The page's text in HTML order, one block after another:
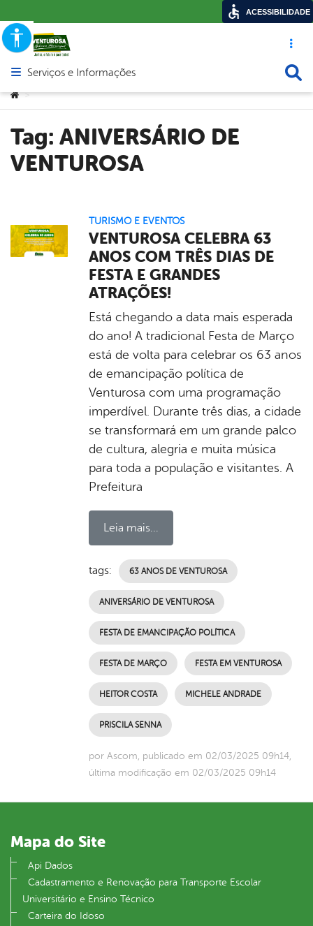
Acesso
Abrir menu principal de navegação
Serviços e Informações
Você está aqui:
>
Tag: ANIVERSÁRIO DE
VENTUROSA
TURISMO E EVENTOS
VENTUROSA CELEBRA 63
ANOS COM TRÊS DIAS DE
FESTA E GRANDES
ATRAÇÕES!
Está chegando a data mais esperada
do ano! A tradicional Festa de Março
está de volta para celebrar os 63 anos
de emancipação política de
Venturosa com uma programação
imperdível. Durante três dias, a cidade
se transformará em um grande palco
de cultura, alegria e muita música
para toda a população e visitantes. A
Prefeitura
Leia mais...
tags: 63 ANOS DE VENTUROSA
ANIVERSÁRIO DE VENTUROSA
FESTA DE EMANCIPAÇÃO POLÍTICA
FESTA DE MARÇO FESTA EM VENTUROSA
HEITOR COSTA MICHELE ANDRADE
PRISCILA SENNA
por Ascom, publicado em 02/03/2025 09h14,
última modificação em 02/03/2025 09h14
Mapa do Site
Api Dados
Cadastramento e Renovação para Transporte Escolar
Universitário e Ensino Técnico
Carteira do Idoso
ACESSIBILIDADE